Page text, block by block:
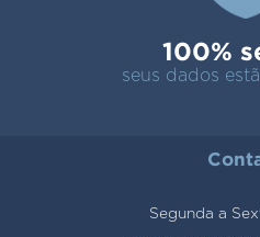
100%
seus dados
Segunda a